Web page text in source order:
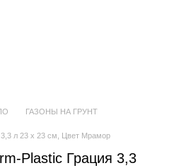
ГАЗОНЫ НА ГРУНТ
3,3 л 23 х 23 см, Цвет Мрамор
Plastic Грация 3,3